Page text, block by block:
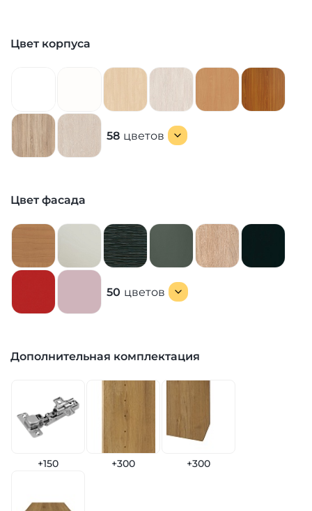
Цвет корпуса
58 цветов
Цвет фасада
50 цветов
Дополнительная комплектация
+150 +300 +300